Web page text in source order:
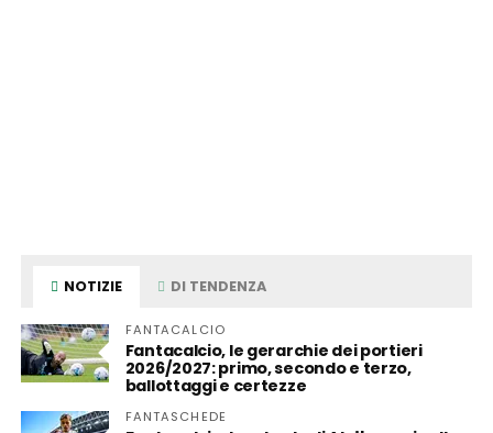
NOTIZIE DI TENDENZA
FANTACALCIO
Fantacalcio, le gerarchie dei portieri
2026/2027: primo, secondo e terzo,
ballottaggi e certezze
FANTASCHEDE